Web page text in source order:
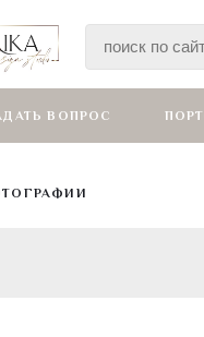
ВОПРОС